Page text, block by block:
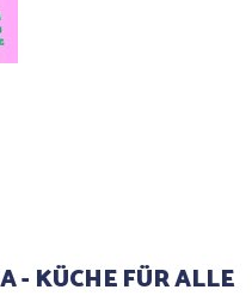
- KÜCHE FÜR ALLE